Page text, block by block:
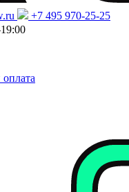
+7 495 970-25-25